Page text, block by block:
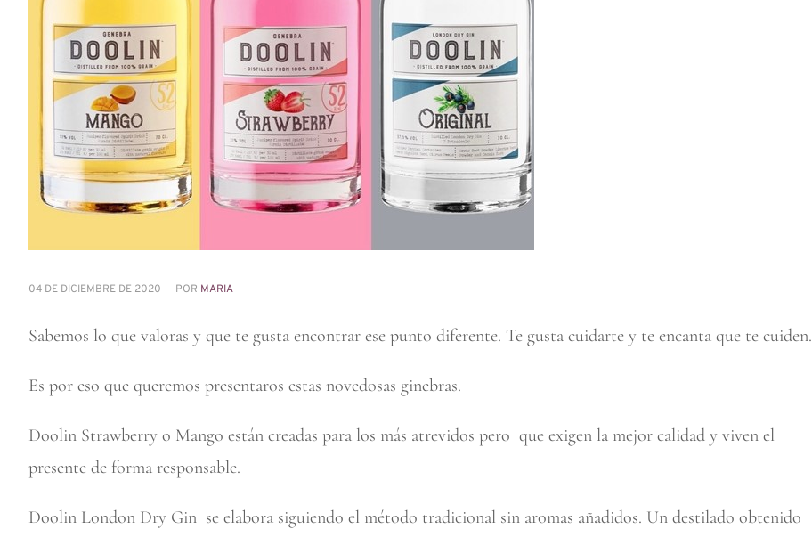
04 DE DICIEMBRE DE 2020 POR MARIA
Sabemos lo que valoras y que te gusta encontrar ese punto diferente. Te gusta cuidarte y te encanta que te cuiden.
Es por eso que queremos presentaros estas novedosas ginebras.
Doolin Strawberry o Mango están creadas para los más atrevidos pero que exigen la mejor calidad y viven el
presente de forma responsable.
Doolin London Dry Gin se elabora siguiendo el método tradicional sin aromas añadidos. Un destilado obtenido